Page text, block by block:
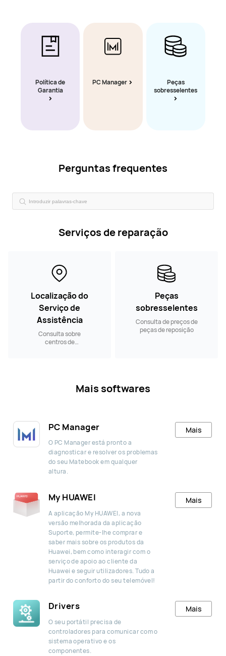
Política de
Garantia
PC Manager
Peças
sobresselentes
Perguntas frequentes
Serviços de reparação
Localização do
Serviço de
Assistência
Consulta sobre
centros de
Peças
sobresselentes
Consulta de preços de
peças de reposição
Mais softwares
PC Manager
O PC Manager está pronto a
diagnosticar e resolver os problemas
do seu Matebook em qualquer
altura.
Mais
My HUAWEI
A aplicação My HUAWEI, a nova
versão melhorada da aplicação
Suporte, permite-lhe comprar e
saber mais sobre os produtos da
Huawei, bem como interagir com o
serviço de apoio ao cliente da
Huawei e seguir utilizadores. Tudo a
partir do conforto do seu telemóvel!
Mais
Drivers
O seu portátil precisa de
controladores para comunicar com o
sistema operativo e os
componentes.
Mais